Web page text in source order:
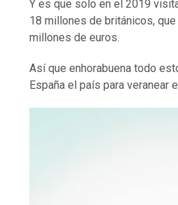
Y es que solo en el 2019
18 millones de británicos,
millones de euros.
Así que enhorabuena todo
España el país para veranear